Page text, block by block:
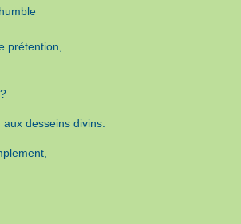
prétention,
desseins divins.